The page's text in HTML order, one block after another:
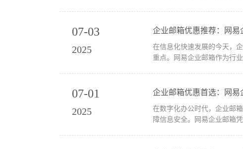
07-03
2025
企业邮箱优惠推荐：网
在信息化快速发展的今天，
重点。网易企业邮箱作为行
07-01
2025
企业邮箱优惠首选：网
在数字化办公时代，企业邮
障信息安全。网易企业邮箱